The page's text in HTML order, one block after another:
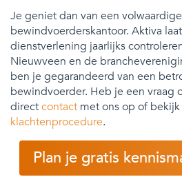
Je geniet dan van een
bewindvoerderskantoor. Aktiva
dienstverlening jaarlijks
Nieuwveen en de
ben je gegarandeerd van een
bewindvoerder. Heb je een vraag
directcontact met ons op of bekijk
klachtenprocedure.
Plan je gratis